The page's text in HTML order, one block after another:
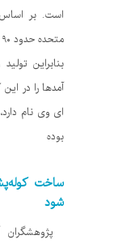
است. بر اساس
بنابراین
آمدها را در
ای وی نام
بوده
ساخت
شود
پژوهشگران